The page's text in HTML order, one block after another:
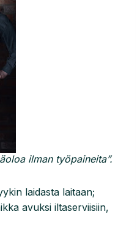
ilman työpaineita”.
laidasta laitaan;
avuksi iltaserviisiin,